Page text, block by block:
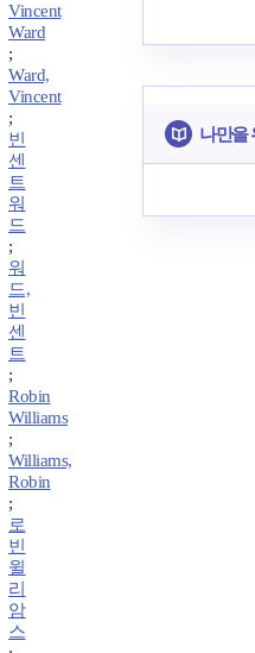
Vincent
Ward
;
Ward,
Vincent
;
빈
센
트
워
드
;
워
드,
빈
센
트
;
Robin
Williams
;
Williams,
Robin
;
로
빈
윌
리
암
스
나만을